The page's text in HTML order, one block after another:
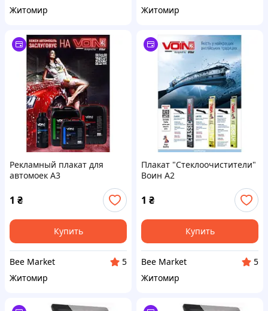
Житомир
Житомир
Рекламный плакат для
автомоек А3
1 ₴
Купить
Bee Market
5
Житомир
Плакат "Стеклоочистители"
Воин А2
1 ₴
Купить
Bee Market
5
Житомир